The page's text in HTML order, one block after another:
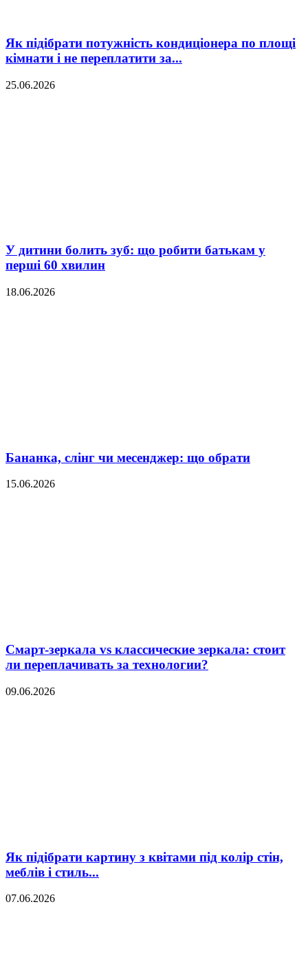
Як підібрати потужність кондиціонера по площі
кімнати і не переплатити за...
25.06.2026
У дитини болить зуб: що робити батькам у
перші 60 хвилин
18.06.2026
Бананка, слінг чи месенджер: що обрати
15.06.2026
Смарт-зеркала vs классические зеркала: стоит
ли переплачивать за технологии?
09.06.2026
Як підібрати картину з квітами під колір стін,
меблів і стиль...
07.06.2026